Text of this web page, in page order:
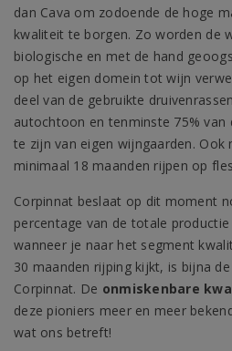
dan Cava om zodoende de hoge
kwaliteit te borgen. Zo worden de
biologische en met de hand
op het eigen domein tot wijn
deel van de gebruikte
autochtoon en tenminste 75%
te zijn van eigen wijngaarden. Ook
minimaal 18 maanden rijpen op
Corpinnat beslaat op dit moment
percentage van de totale
wanneer je naar het segment
30 maanden rijping kijkt, is bijna
Corpinnat. De onmiskenbare
deze pioniers meer en meer
wat ons betreft!